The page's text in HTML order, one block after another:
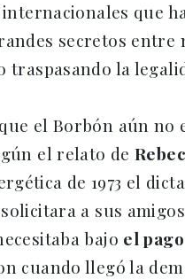
que
secretos entre
traspasando la
el Borbón aún no
el relato de
de 1973 el
a sus
bajo el
cuando llegó la